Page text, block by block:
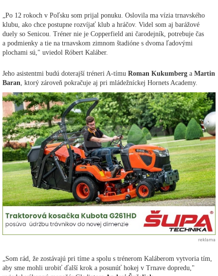
„Po 12 rokoch v Poľsku som prijal ponuku. Oslovila ma vízia trnavského
klubu, ako chce postupne rozvíjať klub a hráčov. Videl som aj barážové
duely so Senicou. Tréner nie je Copperfield ani čarodejník, potrebuje čas
a podmienky a tie na trnavskom zimnom štadióne s dvoma ľadovými
plochami sú," uviedol Róbert Kaláber.
Jeho asistentmi budú doterajší tréneri A-tímu Roman Kukumberg a Martin
Baran , ktorý zároveň pokračuje aj pri mládežníckej Hornets Academy.
reklama
„Som rád, že zostávajú pri tíme a spolu s trénerom Kaláberom vytvoria tím,
aby sme mohli urobiť ďalší krok a posunúť hokej v Trnave dopredu,"